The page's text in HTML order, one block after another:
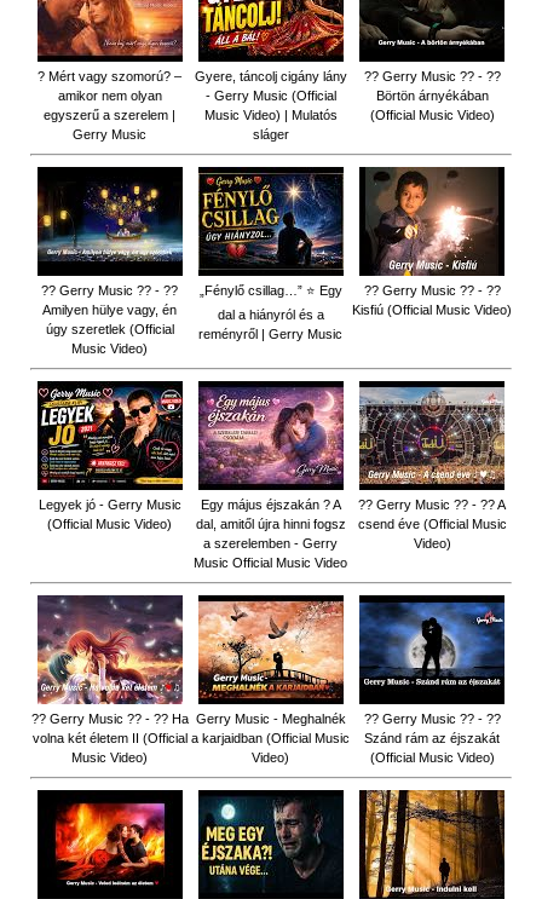
? Mért vagy szomorú? –
amikor nem olyan
egyszerű a szerelem |
Gerry Music
Gyere, táncolj cigány lány
- Gerry Music (Official
Music Video) | Mulatós
sláger
?? Gerry Music ?? - ??
Börtön árnyékában
(Official Music Video)
?? Gerry Music ?? - ??
Amilyen hülye vagy, én
úgy szeretlek (Official
Music Video)
„Fénylő csillag…” ⭐ Egy
dal a hiányról és a
reményről | Gerry Music
?? Gerry Music ?? - ??
Kisfiú (Official Music Video)
Legyek jó - Gerry Music
(Official Music Video)
Egy május éjszakán ? A
dal, amitől újra hinni fogsz
a szerelemben - Gerry
Music Official Music Video
?? Gerry Music ?? - ?? A
csend éve (Official Music
Video)
?? Gerry Music ?? - ?? Ha
volna két életem II (Official
Music Video)
Gerry Music - Meghalnék
a karjaidban (Official Music
Video)
?? Gerry Music ?? - ??
Szánd rám az éjszakát
(Official Music Video)